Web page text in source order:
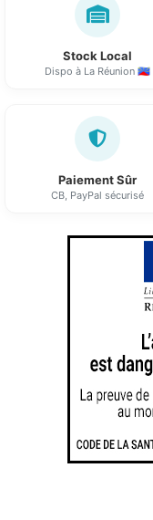
Stock Local
Dispo à La Réunion 🇷🇪
Paiement Sûr
CB, PayPal sécurisé